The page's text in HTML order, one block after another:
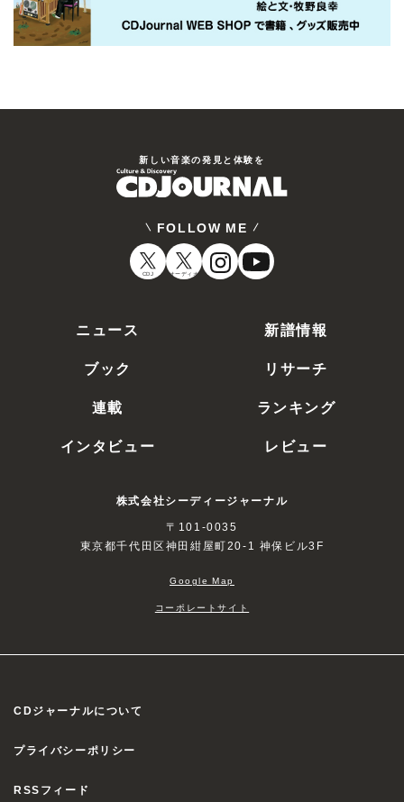
新しい⾳楽の発⾒と体験を
FOLLOW ME
CDJ オーディオ
ニュース
新譜情報
ブック
リサーチ
連載
ランキング
インタビュー
レビュー
株式会社シーディージャーナル
〒101-0035
東京都千代田区神田紺屋町20-1 神保ビル3F
Google Map
コーポレートサイト
CDジャーナルについて
プライバシーポリシー
RSSフィード